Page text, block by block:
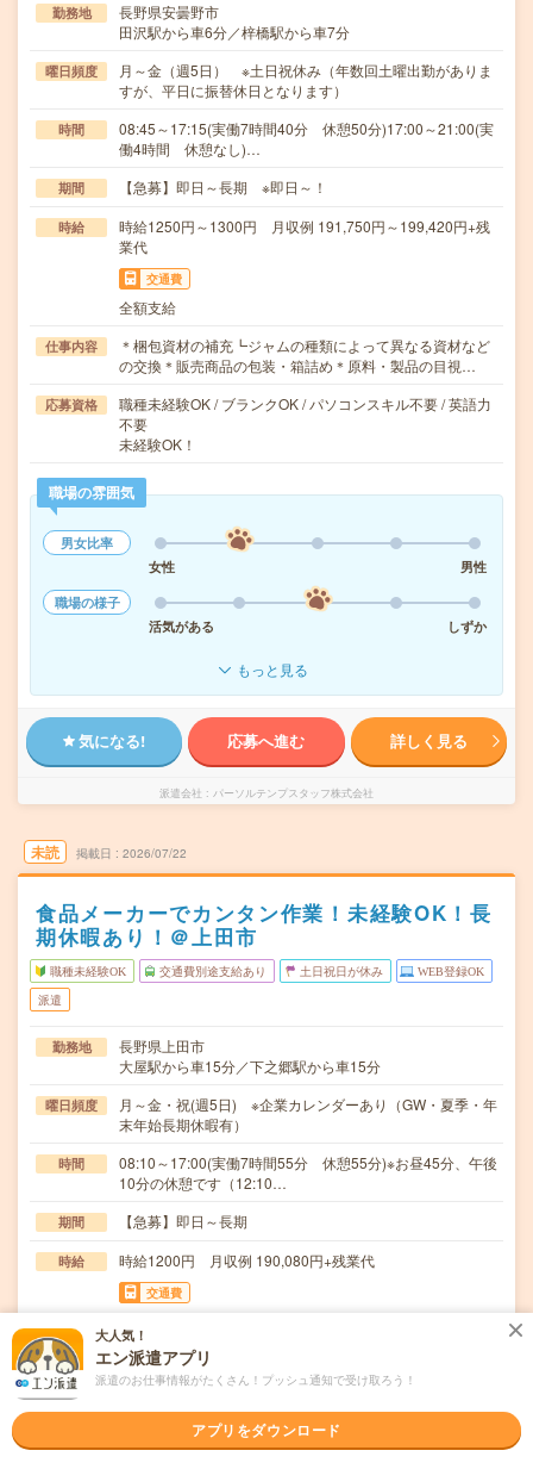
勤務地
長野県安曇野市
田沢駅から車6分／梓橋駅から車7分
曜日頻度
月～金（週5日） ※土日祝休み（年数回土曜出勤がありま
すが、平日に振替休日となります）
時間
08:45～17:15(実働7時間40分 休憩50分)17:00～21:00(実
働4時間 休憩なし)…
期間 【急募】即日～長期 ※即日～！
時給
時給1250円～1300円 月収例 191,750円～199,420円+残
業代
交通費
全額支給
仕事内容
＊梱包資材の補充┗ジャムの種類によって異なる資材など
の交換＊販売商品の包装・箱詰め＊原料・製品の目視…
応募資格
職種未経験OK / ブランクOK / パソコンスキル不要 / 英語力
不要
未経験OK！
職場の雰囲気
男女比率
女性
男性
職場の様子
活気がある
しずか
もっと見る
気になる! 応募へ進む 詳しく見る
派遣会社 パーソルテンプスタッフ株式会社
未読 掲載日 2026/07/22
食品メーカーでカンタン作業！未経験OK！長
期休暇あり！＠上田市
職種未経験OK 交通費別途支給あり 土日祝日が休み WEB登録OK
派遣
勤務地
長野県上田市
大屋駅から車15分／下之郷駅から車15分
曜日頻度
月～金・祝(週5日) ※企業カレンダーあり（GW・夏季・年
末年始長期休暇有）
時間
08:10～17:00(実働7時間55分 休憩55分)※お昼45分、午後
10分の休憩です（12:10…
期間 【急募】即日～長期
時給 時給1200円 月収例 190,080円+残業代
交通費
仕事内容
＊食材のセッティング＊運搬（台車使用）＊食材の選別・
検品＊袋詰め、梱包作業※立ち作業の工程と座り作業…
職種未経験OK / ブランクOK / パソコンスキル不要 / 英語力
大人気！
エン派遣アプリ
派遣のお仕事情報がたくさん！プッシュ通知で受け取ろう！
アプリをダウンロード